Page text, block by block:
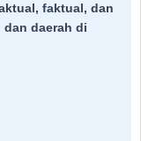
faktual, dan
daerah di